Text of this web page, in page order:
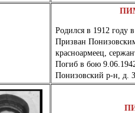
Родился в 1912 году
Призван
красноармеец,
Погиб в бою
Понизовский р-н, д.